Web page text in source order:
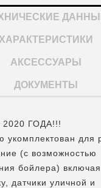
ХАРАКТЕРИСТИКИ
АКСЕССУАРЫ
ДОКУМЕНТЫ
ГОДА!!!
укомплектован для
(с возможностью
бойлера) включая
датчики уличной и